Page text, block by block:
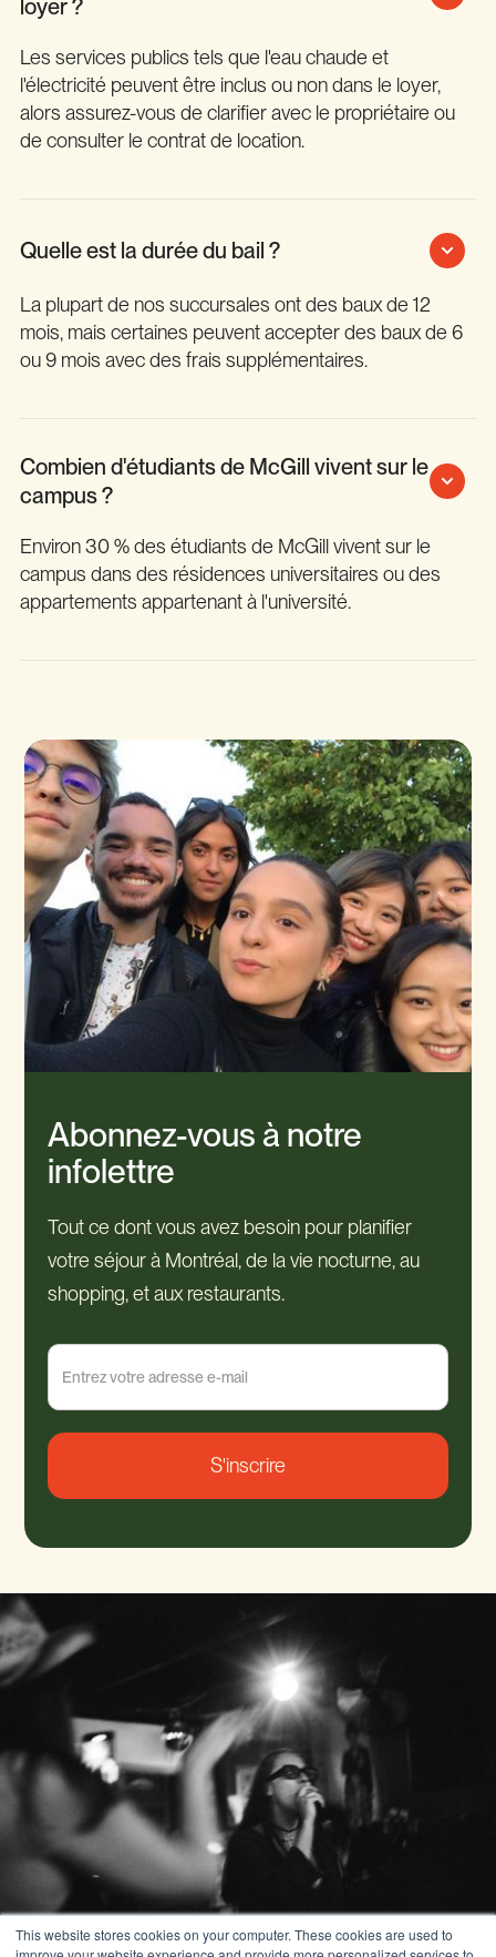
This website stores cookies on your computer. These cookies are used to
loyer ?
Les services publics tels que l'eau chaude et
l'électricité peuvent être inclus ou non dans le loyer,
alors assurez-vous de clarifier avec le propriétaire ou
de consulter le contrat de location.
Quelle est la durée du bail ?
La plupart de nos succursales ont des baux de 12
mois, mais certaines peuvent accepter des baux de 6
ou 9 mois avec des frais supplémentaires.
Combien d'étudiants de McGill vivent sur le
campus ?
Environ 30 % des étudiants de McGill vivent sur le
campus dans des résidences universitaires ou des
appartements appartenant à l'université.
Abonnez-vous à notre
infolettre
Tout ce dont vous avez besoin pour planifier
votre séjour à Montréal, de la vie nocturne, au
shopping, et aux restaurants.